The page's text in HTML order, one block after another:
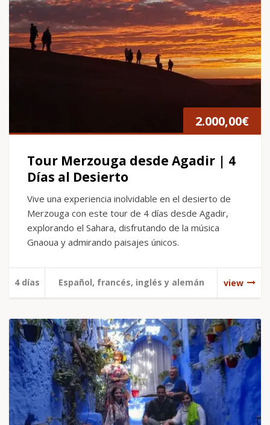
2.000,00€
Tour Merzouga desde Agadir | 4
Días al Desierto
Vive una experiencia inolvidable en el desierto de
Merzouga con este tour de 4 días desde Agadir,
explorando el Sahara, disfrutando de la música
Gnaoua y admirando paisajes únicos.
4 días Español, francés, inglés y alemán view